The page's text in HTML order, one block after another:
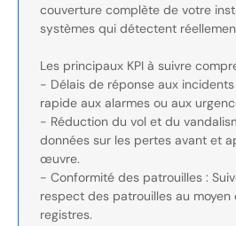
couverture complète de votre
systèmes qui détectent
Les principaux KPI à suivre
- Délais de réponse aux
rapide aux alarmes ou aux
- Réduction du vol et du
données sur les pertes avant et
œuvre.
- Conformité des patrouilles :
respect des patrouilles au moyen
registres.